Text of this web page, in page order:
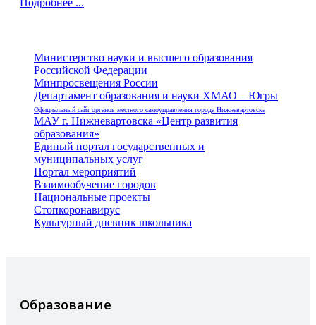
Подробнее ...
Министерство науки и высшего образования
Российской Федерации
Минпросвещения России
Департамент образования и науки ХМАО – Югры
Официальный сайт органов местного самоуправления города Нижневартовска
МАУ г. Нижневартовска «Центр развития
образования»
Единый портал государственных и
муниципальных услуг
Портал мероприятий
Взаимообучение городов
Национальные проекты
Стопкоронавирус
Культурный дневник школьника
Образование